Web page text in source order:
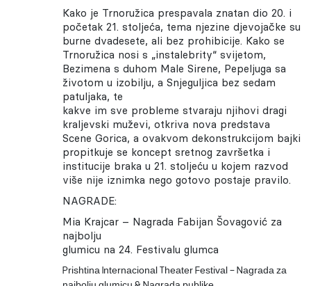
Kako je Trnoružica prespavala znatan dio 20. i
početak 21. stoljeća, tema njezine djevojačke su
burne dvadesete, ali bez prohibicije. Kako se
Trnoružica nosi s „instalebrity“ svijetom,
Bezimena s duhom Male Sirene, Pepeljuga sa
životom u izobilju, a Snjeguljica bez sedam
patuljaka, te
kakve im sve probleme stvaraju njihovi dragi
kraljevski muževi, otkriva nova predstava
Scene Gorica, a ovakvom dekonstrukcijom bajki
propitkuje se koncept sretnog završetka i
institucije braka u 21. stoljeću u kojem razvod
više nije iznimka nego gotovo postaje pravilo.
NAGRADE:
Mia Krajcar– Nagrada Fabijan Šovagović za
najbolju
glumicu na 24. Festivalu glumca
Prishtina Internacional Theater Festival – Nagrada za